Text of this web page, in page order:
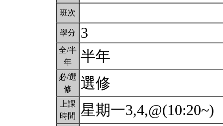
班次
學分 3
全/半
年
半年
必/選
修
選修
上課
時間
星期一3,4,@(10:20~)